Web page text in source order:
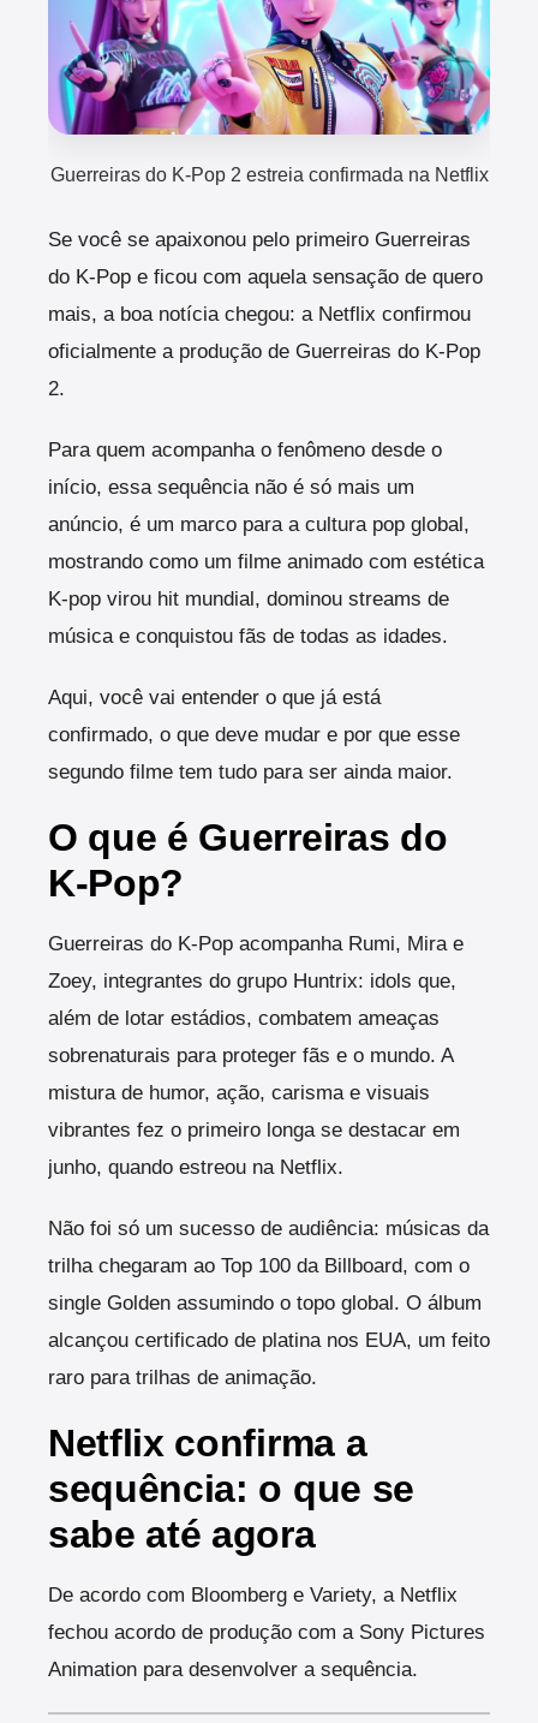
Guerreiras do K-Pop 2 estreia confirmada na Netflix
Se você se apaixonou pelo primeiro Guerreiras
do K-Pop e ficou com aquela sensação de quero
mais, a boa notícia chegou: a Netflix confirmou
oficialmente a produção de Guerreiras do K-Pop
2.
Para quem acompanha o fenômeno desde o
início, essa sequência não é só mais um
anúncio, é um marco para a cultura pop global,
mostrando como um filme animado com estética
K-pop virou hit mundial, dominou streams de
música e conquistou fãs de todas as idades.
Aqui, você vai entender o que já está
confirmado, o que deve mudar e por que esse
segundo filme tem tudo para ser ainda maior.
O que é Guerreiras do
K-Pop?
Guerreiras do K-Pop acompanha Rumi, Mira e
Zoey, integrantes do grupo Huntrix: idols que,
além de lotar estádios, combatem ameaças
sobrenaturais para proteger fãs e o mundo. A
mistura de humor, ação, carisma e visuais
vibrantes fez o primeiro longa se destacar em
junho, quando estreou na Netflix.
Não foi só um sucesso de audiência: músicas da
trilha chegaram ao Top 100 da Billboard, com o
single Golden assumindo o topo global. O álbum
alcançou certificado de platina nos EUA, um feito
raro para trilhas de animação.
Netflix confirma a
sequência: o que se
sabe até agora
De acordo com Bloomberg e Variety, a Netflix
fechou acordo de produção com a Sony Pictures
Animation para desenvolver a sequência.